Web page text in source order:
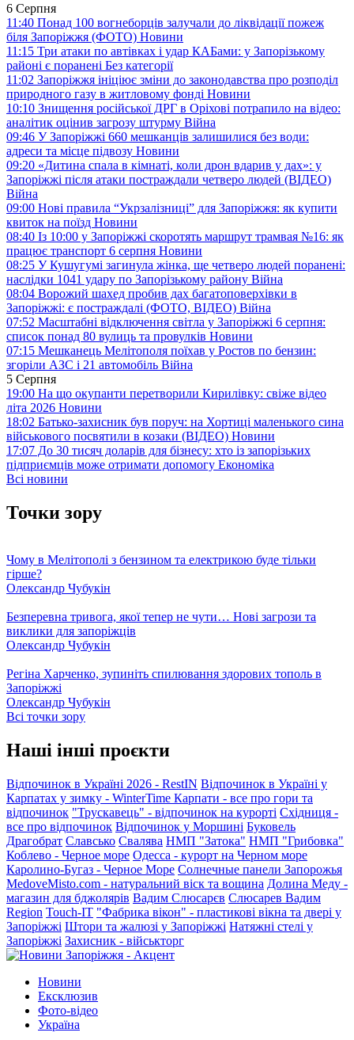
6 Серпня
11:40 Понад 100 вогнеборців залучали до ліквідації пожеж
біля Запоріжжя (ФОТО) Новини
11:15 Три атаки по автівках і удар КАБами: у Запорізькому
районі є поранені Без категорії
11:02 Запоріжжя ініціює зміни до законодавства про розподіл
природного газу в житловому фонді Новини
10:10 Знищення російської ДРГ в Оріхові потрапило на відео:
аналітик оцінив загрозу штурму Війна
09:46 У Запоріжжі 660 мешканців залишилися без води:
адреси та місце підвозу Новини
09:20 «Дитина спала в кімнаті, коли дрон вдарив у дах»: у
Запоріжжі після атаки постраждали четверо людей (ВІДЕО)
Війна
09:00 Нові правила “Укрзалізниці” для Запоріжжя: як купити
квиток на поїзд Новини
08:40 Із 10:00 у Запоріжжі скоротять маршрут трамвая №16: як
працює транспорт 6 серпня Новини
08:25 У Кушугумі загинула жінка, ще четверо людей поранені:
наслідки 1041 удару по Запорізькому району Війна
08:04 Ворожий шахед пробив дах багатоповерхівки в
Запоріжжі: є постраждалі (ФОТО, ВІДЕО) Війна
07:52 Масштабні відключення світла у Запоріжжі 6 серпня:
список понад 80 вулиць та провулків Новини
07:15 Мешканець Мелітополя поїхав у Ростов по бензин:
згоріли АЗС і 21 автомобіль Війна
5 Серпня
19:00 На що окупанти перетворили Кирилівку: свіже відео
літа 2026 Новини
18:02 Батько-захисник був поруч: на Хортиці маленького сина
військового посвятили в козаки (ВІДЕО) Новини
17:07 До 30 тисяч доларів для бізнесу: хто із запорізьких
підприємців може отримати допомогу Економіка
Всі новини
Точки зору
Чому в Мелітополі з бензином та електрикою буде тільки
гірше?
Олександр Чубукін
Безперевна тривога, якої тепер не чути… Нові загрози та
виклики для запоріжців
Олександр Чубукін
Регіна Харченко, зупиніть спилювання здорових тополь в
Запоріжжі
Олександр Чубукін
Всі точки зору
Наші інші проєкти
Відпочинок в Україні 2026 - RestIN Відпочинок в Україні у
Карпатах у зимку - WinterTime Карпати - все про гори та
відпочинок "Трускавець" - відпочинок на курорті Східниця -
все про відпочинок Відпочинок у Моршині Буковель
Драгобрат Славсько Свалява НМП "Затока" НМП "Грибовка"
Коблево - Черное море Одесса - курорт на Черном море
Каролино-Бугаз - Черное Море Солнечные панели Запорожья
MedoveMisto.com - натуральний віск та вощина Долина Меду -
магазин для бджолярів Вадим Слюсарєв Слюсарев Вадим
Region Touch-IT "Фабрика вікон" - пластикові вікна та двері у
Запоріжжі Штори та жалюзі у Запоріжжі Натяжні стелі у
Запоріжжі Захисник - військторг
Новини
Ексклюзив
Фото-відео
Україна